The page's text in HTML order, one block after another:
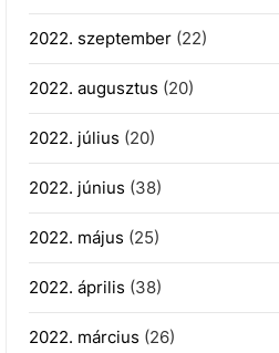
2022. szeptember(22)
2022. augusztus (20)
2022. július (20)
2022. június (38)
2022. május (25)
2022. április (38)
2022. március (26)